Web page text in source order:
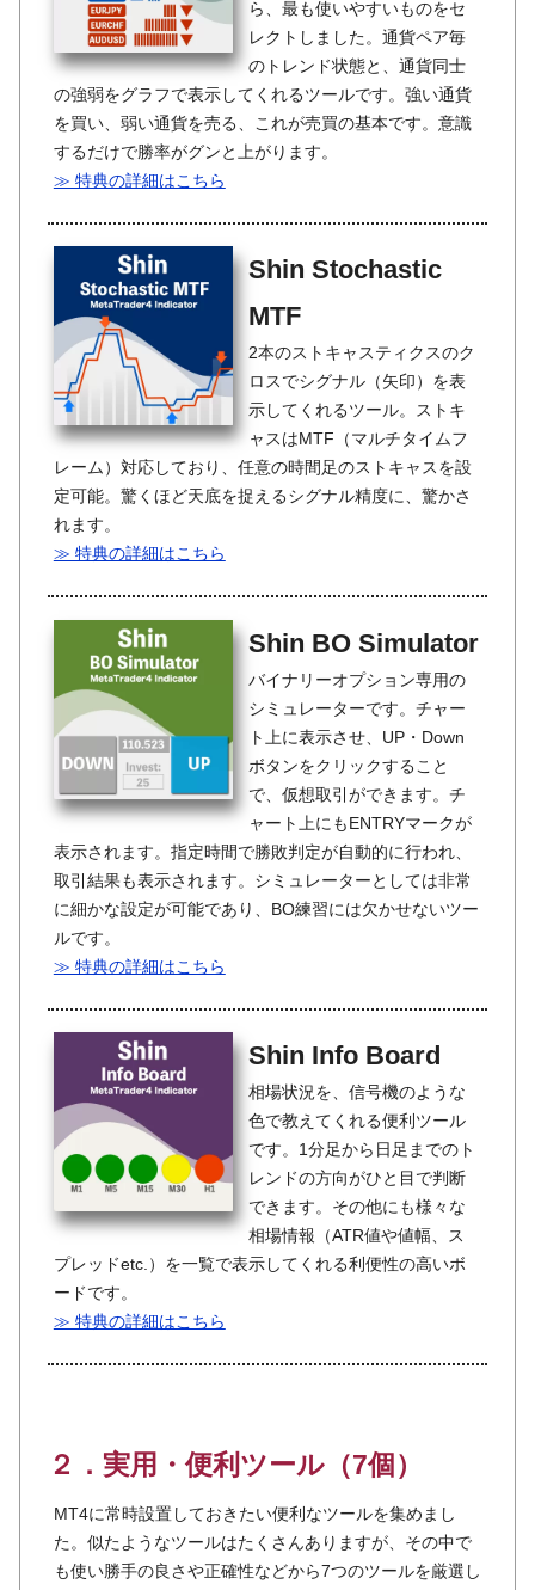
ら、最も使いやすいものをセ
レクトしました。通貨ペア毎
のトレンド状態と、通貨同士
の強弱をグラフで表示してくれるツールです。強い通貨
を買い、弱い通貨を売る、これが売買の基本です。意識
するだけで勝率がグンと上がります。
≫ 特典の詳細はこちら
Shin Stochastic
MTF
2本のストキャスティクスのク
ロスでシグナル（矢印）を表
示してくれるツール。ストキ
ャスはMTF（マルチタイムフ
レーム）対応しており、任意の時間足のストキャスを設
定可能。驚くほど天底を捉えるシグナル精度に、驚かさ
れます。
≫ 特典の詳細はこちら
Shin BO Simulator
バイナリーオプション専用の
シミュレーターです。チャー
ト上に表示させ、UP・Down
ボタンをクリックすること
で、仮想取引ができます。チ
ャート上にもENTRYマークが
表示されます。指定時間で勝敗判定が自動的に行われ、
取引結果も表示されます。シミュレーターとしては非常
に細かな設定が可能であり、BO練習には欠かせないツー
ルです。
≫ 特典の詳細はこちら
Shin Info Board
相場状況を、信号機のような
色で教えてくれる便利ツール
です。1分足から日足までのト
レンドの方向がひと目で判断
できます。その他にも様々な
相場情報（ATR値や値幅、ス
プレッドetc.）を一覧で表示してくれる利便性の高いボ
ードです。
≫ 特典の詳細はこちら
２．実用・便利ツール（7個）
MT4に常時設置しておきたい便利なツールを集めまし
た。似たようなツールはたくさんありますが、その中で
も使い勝手の良さや正確性などから7つのツールを厳選し